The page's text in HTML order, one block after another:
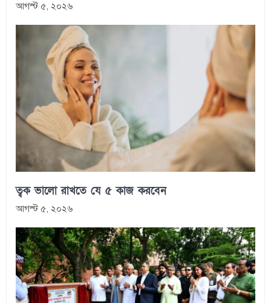
আগস্ট ৫, ২০২৬
ত্বক ভালো রাখতে যে ৫ কাজ করবেন
আগস্ট ৫, ২০২৬